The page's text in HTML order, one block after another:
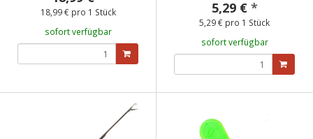
18,99 € pro 1 Stück
sofort verfügbar
5,29 € *
5,29 € pro 1 Stück
sofort verfügbar